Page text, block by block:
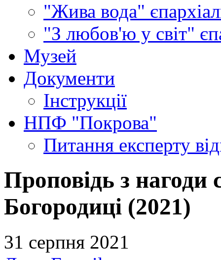
"Жива вода"
"З любов'ю у світ"
Музей
Документи
Інструкції
НПФ "Покрова"
Питання експерту
Проповідь з нагоди
Богородиці (2021)
31 серпня 2021